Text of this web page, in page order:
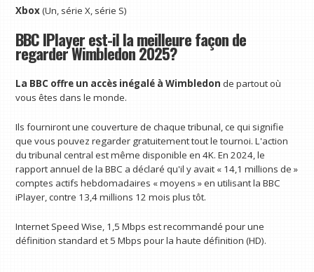
Xbox(Un, série X, série S)
BBC IPlayer est-il la meilleure façon de
regarder Wimbledon 2025?
La BBC offre un accès inégalé à Wimbledon de partout où
vous êtes dans le monde.
Ils fourniront une couverture de chaque tribunal, ce qui signifie
que vous pouvez regarder gratuitement tout le tournoi. L'action
du tribunal central est même disponible en 4K. En 2024, le
rapport annuel de la BBC a déclaré qu'il y avait « 14,1 millions de »
comptes actifs hebdomadaires « moyens » en utilisant la BBC
iPlayer, contre 13,4 millions 12 mois plus tôt.
Internet Speed Wise, 1,5 Mbps est recommandé pour une
définition standard et 5 Mbps pour la haute définition (HD).